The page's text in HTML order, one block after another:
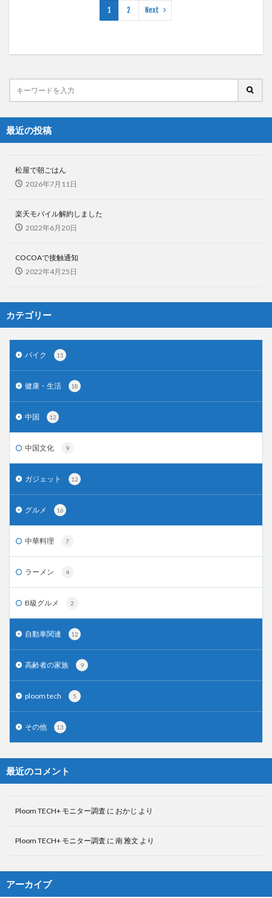
1 2 Next
最近の投稿
松屋で朝ごはん
2026年7月11日
楽天モバイル解約しました
2022年6月20日
COCOAで接触通知
2022年4月25日
カテゴリー
バイク 15
健康・生活 18
中国 12
中国文化 9
ガジェット 12
グルメ 16
中華料理 7
ラーメン 4
B級グルメ 2
自動車関連 12
高齢者の家族 9
ploom tech 5
その他 13
最近のコメント
Ploom TECH+ モニター調査 に おかじ より
Ploom TECH+ モニター調査 に 南 雅文 より
アーカイブ